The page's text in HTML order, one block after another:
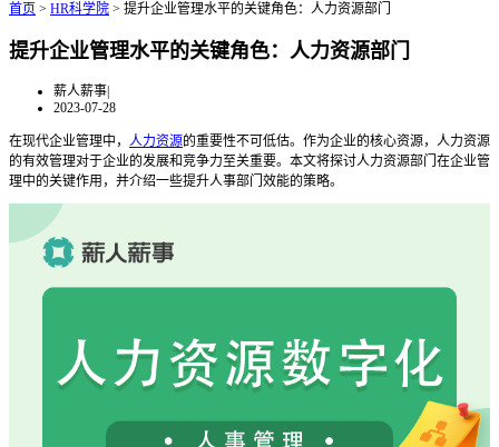
首页 > HR科学院 > 提升企业管理水平的关键角色：人力资源部门
提升企业管理水平的关键角色：人力资源部门
薪人薪事|
2023-07-28
在现代企业管理中， 人力资源的重要性不可低估。作为企业的核心资源，人力资源
的有效管理对于企业的发展和竞争力至关重要。本文将探讨人力资源部门在企业管
理中的关键作用，并介绍一些提升人事部门效能的策略。